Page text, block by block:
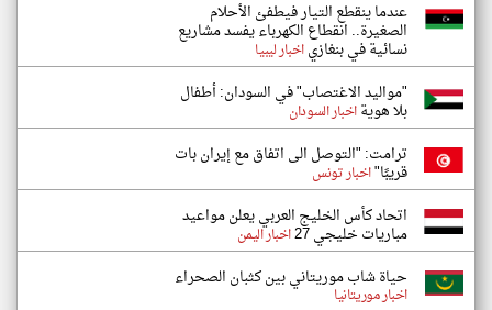
عندما ينقطع التيار فيطفئ الأحلام
الصغيرة.. انقطاع الكهرباء يفسد مشاريع
نسائية في بنغازياخبار ليبيا
"​​مواليد الاغتصاب" في السودان: أطفال
بلا هويةاخبار السودان
ترامت: "التوصل الى اتفاق مع إيران بات
قريبًا"اخبار تونس
اتحاد كأس الخليج العربي يعلن مواعيد
مباريات خليجي 27 اخبار اليمن
حياة شاب موريتاني بين كثبان الصحراء
اخبار موريتانيا